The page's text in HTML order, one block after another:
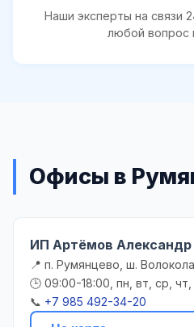
Наши эксперты на связи
любой вопрос
Офисы в
ИП Артёмов Александр
📍 п. Румянцево, ш.
🕒 09:00-18:00, пн, вт, ср, чт,
📞 +7 985 492-34-20